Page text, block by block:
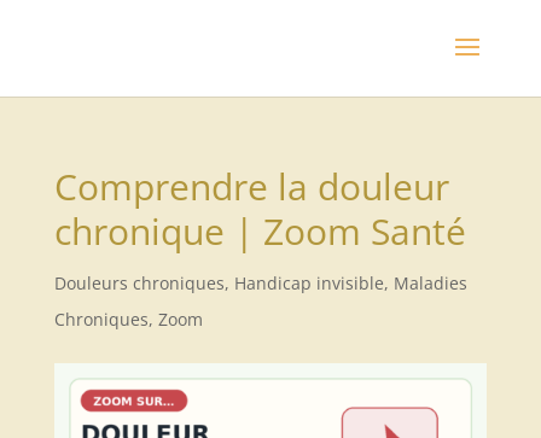
Comprendre la douleur
chronique | Zoom Santé
Douleurs chroniques, Handicap invisible, Maladies
Chroniques, Zoom